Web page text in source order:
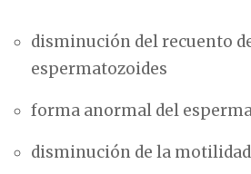
disminución del recuento
espermatozoides
forma anormal del
disminución de la